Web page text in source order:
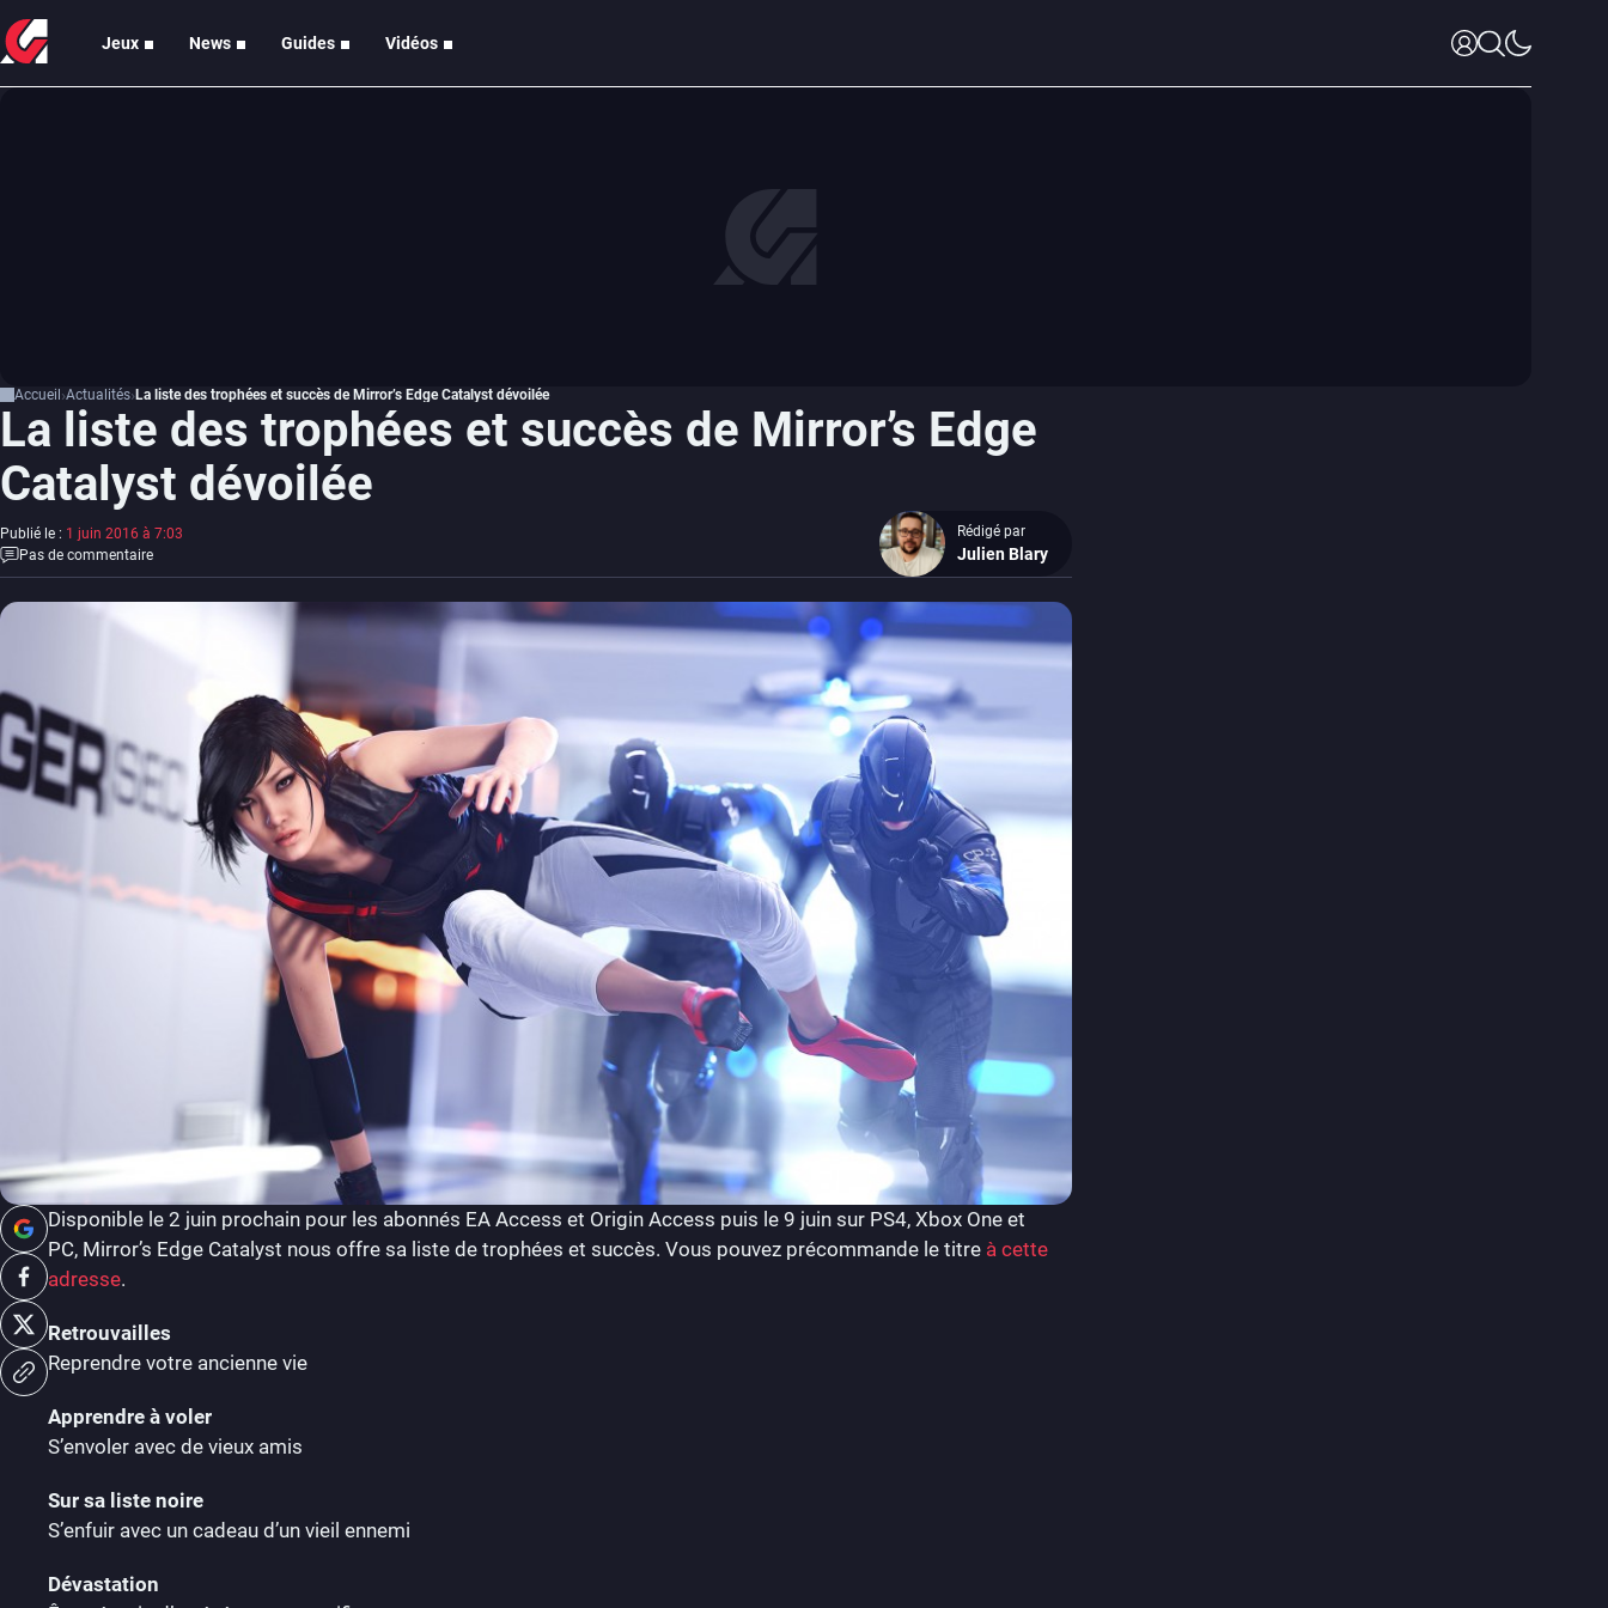
Jeux News Guides Vidéos
Accueil Actualités La liste des trophées et succès de Mirror’s Edge Catalyst dévoilée
La liste des trophées et succès de Mirror’s Edge
Catalyst dévoilée
Publié le : 1 juin 2016 à 7:03
Pas de commentaire
Rédigé par
Julien Blary
Disponible le 2 juin prochain pour les abonnés EA Access et Origin Access puis le 9 juin sur PS4, Xbox One et
PC, Mirror’s Edge Catalyst nous offre sa liste de trophées et succès. Vous pouvez précommande le titre à cette
adresse.
Retrouvailles
Reprendre votre ancienne vie
Apprendre à voler
S’envoler avec de vieux amis
Sur sa liste noire
S’enfuir avec un cadeau d’un vieil ennemi
Dévastation